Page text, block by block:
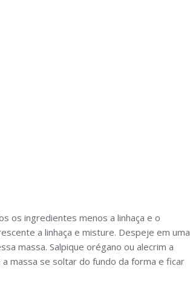
os ingredientes menos a linhaça e o
a linhaça e misture. Despeje em uma
massa. Salpique orégano ou alecrim a
massa se soltar do fundo da forma e ficar